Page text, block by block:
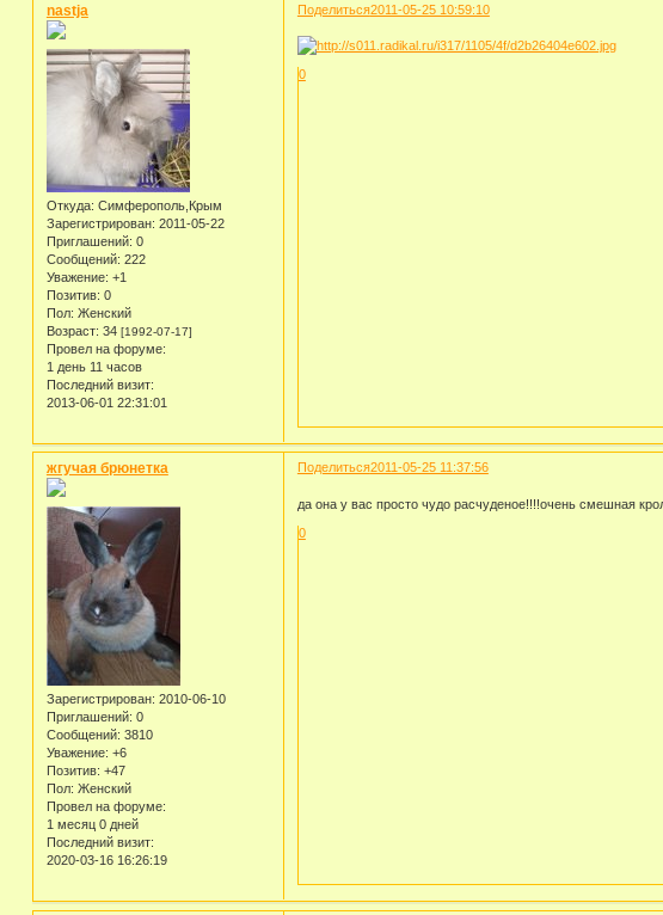
Поделиться2011-05-25 10:59:10
nastja
Откуда: Симферополь,Крым
Зарегистрирован: 2011-05-22
Приглашений: 0
Сообщений: 222
Уважение: +1
Позитив: 0
Пол: Женский
Возраст: 34 [1992-07-17]
Провел на форуме:
1 день 11 часов
Последний визит:
2013-06-01 22:31:01
0
Поделиться2011-05-25 11:37:56
жгучая брюнетка
Зарегистрирован: 2010-06-10
Приглашений: 0
Сообщений: 3810
Уважение: +6
Позитив: +47
Пол: Женский
Провел на форуме:
1 месяц 0 дней
Последний визит:
2020-03-16 16:26:19
да она у вас просто чудо расчуденое!!!!очень смешная
0